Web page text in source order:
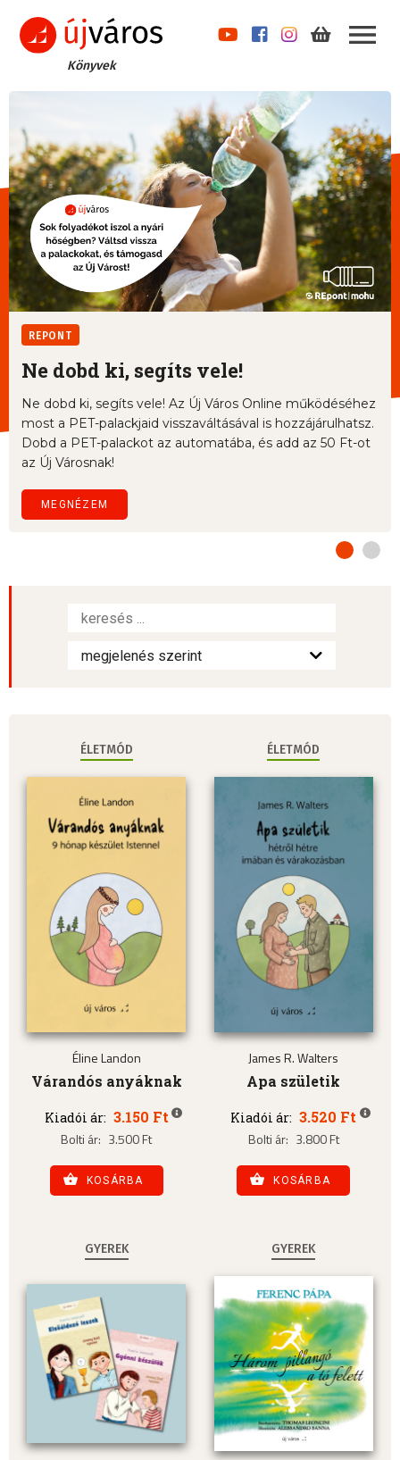
Könyvek
REPONT
Ne dobd ki, segíts vele!
Ne dobd ki, segíts vele! Az Új Város Online működéséhez
most a PET-palackjaid visszaváltásával is hozzájárulhatsz.
Dobd a PET-palackot az automatába, és add az 50 Ft-ot
az Új Városnak!
MEGNÉZEM
ÉLETMÓD
Éline Landon
Várandós anyáknak
Kiadói ár: 3.150 Ft
Bolti ár: 3.500 Ft
KOSÁRBA
ÉLETMÓD
James R. Walters
Apa születik
Kiadói ár: 3.520 Ft
Bolti ár: 3.800 Ft
KOSÁRBA
GYEREK GYEREK